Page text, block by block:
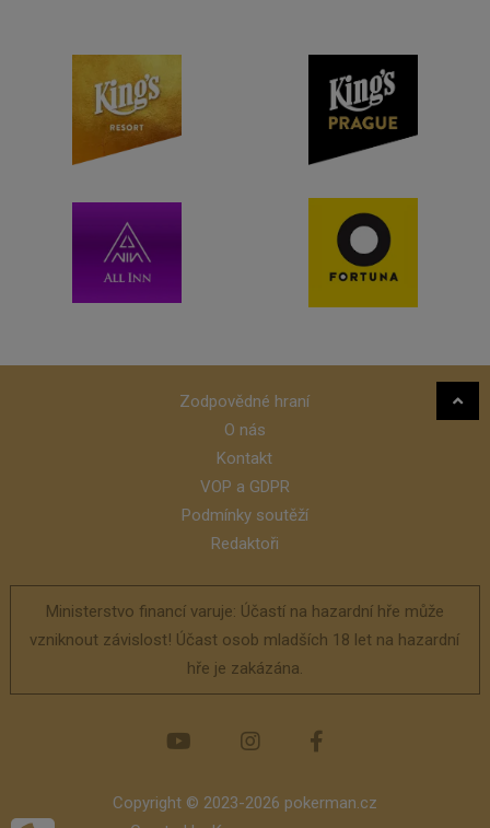
Zodpovědné hraní
O nás
Kontakt
VOP a GDPR
Podmínky soutěží
Redaktoři
Ministerstvo financí varuje: Účastí na hazardní hře může
vzniknout závislost! Účast osob mladších 18 let na hazardní
hře je zakázána.
Copyright © 2023-2026 pokerman.cz